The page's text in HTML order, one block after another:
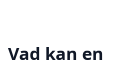
Vad kan en